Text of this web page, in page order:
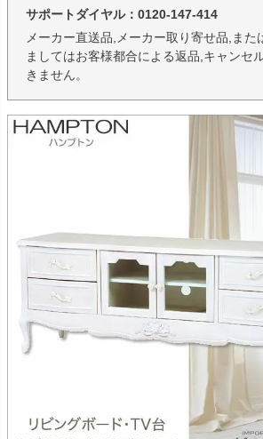
サポートダイヤル：0120-147-414
メーカー直送品,メーカー取り寄せ品,また
ましてはお客様都合による返品,キャンセ
きません。